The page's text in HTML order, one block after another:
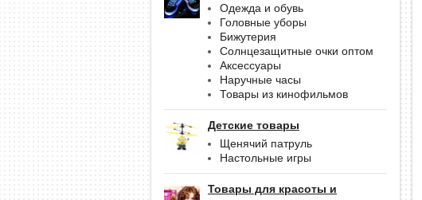
Одежда и обувь
Головные уборы
Бижутерия
Солнцезащитные очки оптом
Аксессуары
Наручные часы
Товары из кинофильмов
Детские товары
Щенячий патруль
Настольные игры
Товары для красоты и